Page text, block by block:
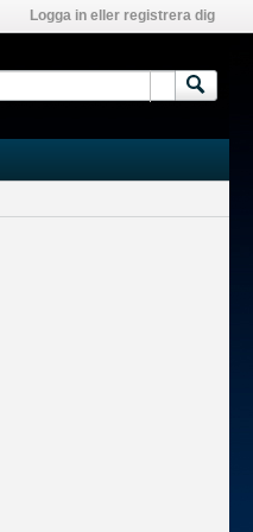
Logga in eller registrera dig